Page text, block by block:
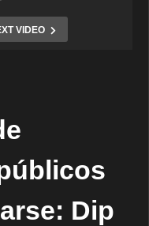
VIDEO
Dip